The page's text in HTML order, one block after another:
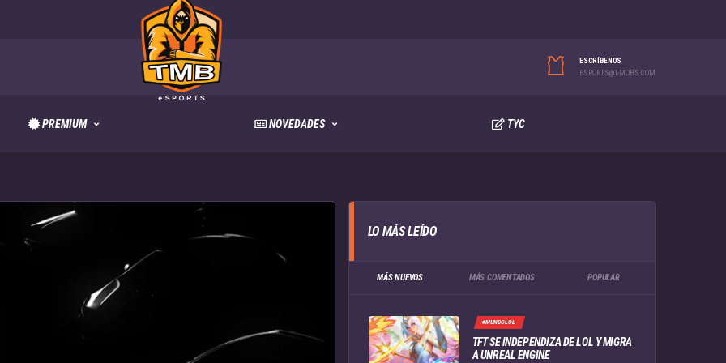
ESCRÍBENOS
ESPORTS@T-MOBS.COM
PREMIUM NOVEDADES TYC
LO MÁS LEÍDO
MÁS NUEVOS MÁS COMENTADOS POPULAR
#MUNDOLOL
TFT SE INDEPENDIZA DE LOL Y MIGRA
A UNREAL ENGINE